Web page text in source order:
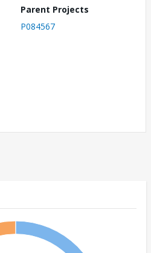
Parent Projects
P084567